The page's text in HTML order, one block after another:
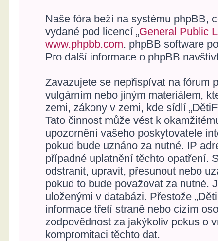
Naše fóra beží na systému phpBB,
vydané pod licencí „General Public
www.phpbb.com. phpBB software
Pro další informace o phpBB
Zavazujete se nepřispívat na fórum
vulgárním nebo jiným materiálem,
zemi, zákony v zemi, kde sídlí
Tato činnost může vést k
upozornění vašeho poskytovatele
pokud bude uznáno za nutné. IP
případné uplatnění těchto opatření.
odstranit, upravit, přesunout nebo
pokud to bude považovat za nutné.
uloženými v databázi. Přestože
informace třetí straně nebo cizím
zodpovědnost za jakýkoliv pokus o
kompromitaci těchto dat.